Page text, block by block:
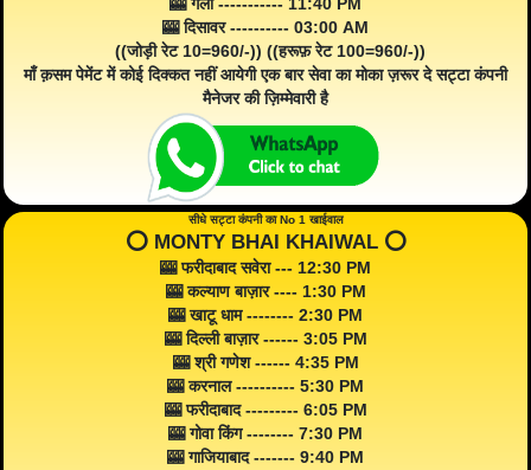
🎰 गली ----------- 11:40 PM
🎰 दिसावर ---------- 03:00 AM
((जोड़ी रेट 10=960/-)) ((हरूफ़ रेट 100=960/-))
माँ क़सम पेमेंट में कोई दिक्कत नहीं आयेगी एक बार सेवा का मोका ज़रूर दे सट्टा कंपनी
मैनेजर की ज़िम्मेवारी है
सीधे सट्टा कंपनी का No 1 खाईवाल
⭕️ MONTY BHAI KHAIWAL ⭕️
🎰 फरीदाबाद सवेरा --- 12:30 PM
🎰 कल्याण बाज़ार ---- 1:30 PM
🎰 खाटू धाम -------- 2:30 PM
🎰 दिल्ली बाज़ार ------ 3:05 PM
🎰 श्री गणेश ------ 4:35 PM
🎰 करनाल ---------- 5:30 PM
🎰 फरीदाबाद --------- 6:05 PM
🎰 गोवा किंग -------- 7:30 PM
🎰 गाजियाबाद ------- 9:40 PM